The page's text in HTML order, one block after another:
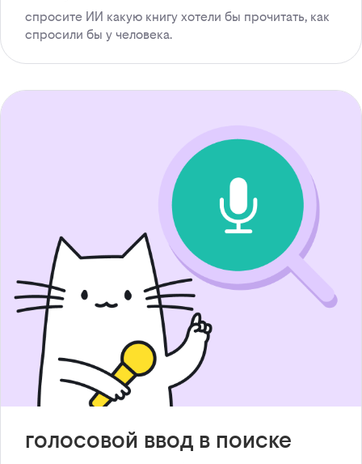
спросите ИИ какую книгу хотели бы прочитать, как
спросили бы у человека.
голосовой ввод в поиске